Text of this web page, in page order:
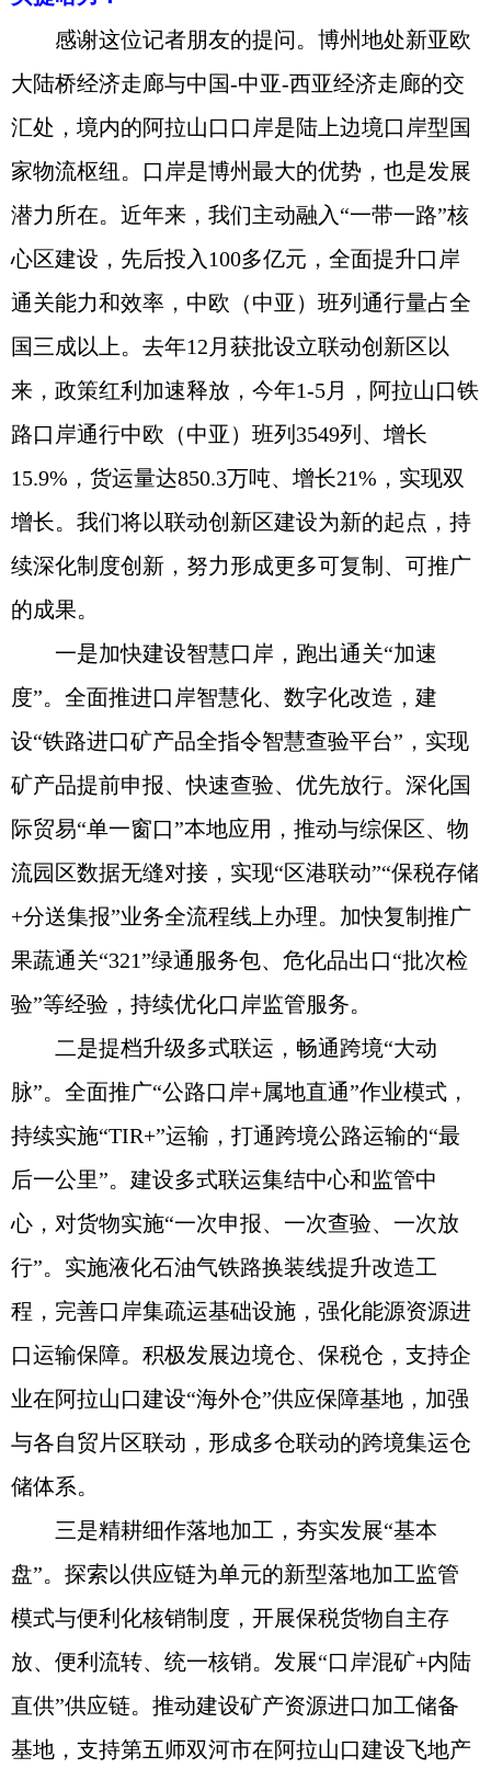
感谢这位记者朋友的提问。博州地处新亚欧
大陆桥经济走廊与中国-中亚-西亚经济走廊的交
汇处，境内的阿拉山口口岸是陆上边境口岸型国
家物流枢纽。口岸是博州最大的优势，也是发展
潜力所在。近年来，我们主动融入“一带一路”核
心区建设，先后投入100多亿元，全面提升口岸
通关能力和效率，中欧（中亚）班列通行量占全
国三成以上。去年12月获批设立联动创新区以
来，政策红利加速释放，今年1-5月，阿拉山口铁
路口岸通行中欧（中亚）班列3549列、增长
15.9%，货运量达850.3万吨、增长21%，实现双
增长。我们将以联动创新区建设为新的起点，持
续深化制度创新，努力形成更多可复制、可推广
的成果。
一是加快建设智慧口岸，跑出通关“加速
度”。全面推进口岸智慧化、数字化改造，建
设“铁路进口矿产品全指令智慧查验平台”，实现
矿产品提前申报、快速查验、优先放行。深化国
际贸易“单一窗口”本地应用，推动与综保区、物
流园区数据无缝对接，实现“区港联动”“保税存储
+分送集报”业务全流程线上办理。加快复制推广
果蔬通关“321”绿通服务包、危化品出口“批次检
验”等经验，持续优化口岸监管服务。
二是提档升级多式联运，畅通跨境“大动
脉”。全面推广“公路口岸+属地直通”作业模式，
持续实施“TIR+”运输，打通跨境公路运输的“最
后一公里”。建设多式联运集结中心和监管中
心，对货物实施“一次申报、一次查验、一次放
行”。实施液化石油气铁路换装线提升改造工
程，完善口岸集疏运基础设施，强化能源资源进
口运输保障。积极发展边境仓、保税仓，支持企
业在阿拉山口建设“海外仓”供应保障基地，加强
与各自贸片区联动，形成多仓联动的跨境集运仓
储体系。
三是精耕细作落地加工，夯实发展“基本
盘”。探索以供应链为单元的新型落地加工监管
模式与便利化核销制度，开展保税货物自主存
放、便利流转、统一核销。发展“口岸混矿+内陆
直供”供应链。推动建设矿产资源进口加工储备
基地，支持第五师双河市在阿拉山口建设飞地产